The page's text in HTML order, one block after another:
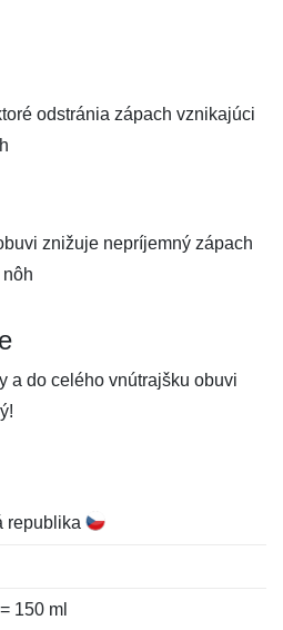
odstránia zápach vznikajúci
znižuje nepríjemný zápach
a do celého vnútrajšku obuvi
republika
150 ml